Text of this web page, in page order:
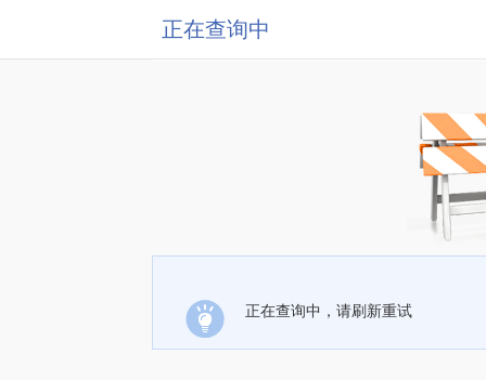
正在查询中
正在查询中，请刷新重试